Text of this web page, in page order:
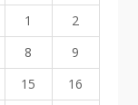
1
2
8
9
15
16